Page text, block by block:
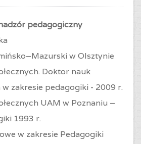
pedagogiczny
w Olsztynie
Doktor nauk
zakresie pedagogiki - 2009 r.
UAM w Poznaniu –
1993 r.
w zakresie Pedagogiki